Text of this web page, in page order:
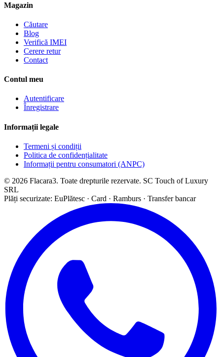
Magazin
Căutare
Blog
Verifică IMEI
Cerere retur
Contact
Contul meu
Autentificare
Înregistrare
Informații legale
Termeni și condiții
Politica de confidențialitate
Informații pentru consumatori (ANPC)
© 2026 Flacara3. Toate drepturile rezervate. SC Touch of Luxury
SRL
Plăți securizate: EuPlătesc · Card · Ramburs · Transfer bancar